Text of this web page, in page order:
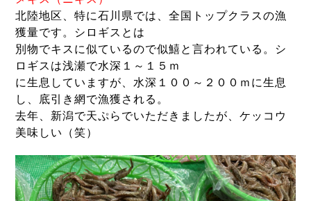
北陸地区、特に石川県では、全国トップクラスの漁
獲量です。シロギスとは
別物でキスに似ているので似鱚と言われている。シ
ロギスは浅瀬で水深１～１５ｍ
に生息していますが、水深１００～２００ｍに生息
し、底引き網で漁獲される。
去年、新潟で天ぷらでいただきましたが、ケッコウ
美味しい（笑）